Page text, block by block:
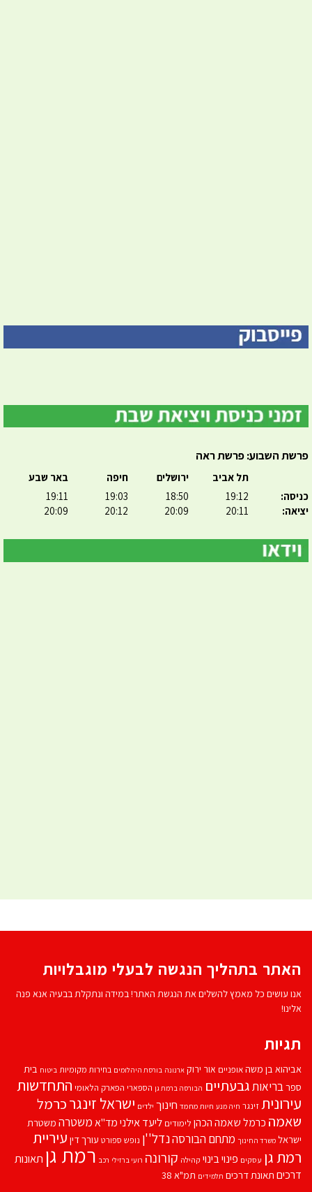
פרשת השבוע: פרשת ראה
כניסה:
יציאה:
תל אביב
19:12
20:11
ירושלים
18:50
20:09
חיפה
19:03
20:12
באר שבע
19:11
20:09
האתר בתהליך הנגשה לבעלי מוגבלויות
אנו עושים כל מאמץ להשלים את הנגשת האתר! במידה ונתקלת בבעיה אנא פנה
אלינו!
תגיות
אביהוא בן משהאופניים אור ירוק ארנונה בורסת היהלומים בחירות מקומיות ביטוח בית
ספרבריאותגבעתיים הבורסה ברמת גן הספארי הפארק הלאומי התחדשות
עירוניתזינגר חיה מנע חיות מחמד חינוך ילדים ישראל זינגרכרמל
שאמה כרמל שאמה הכהן לימודים ליעד אילנימד''אמשטרה משטרת
ישראל משרד החינוך מתחם הבורסהנדל''ן נופש ספורט עורך דין עיריית
רמת גן עסקים פינוי בינוי קהילה קורונה רועי ברזילי רכב רמת גן תאונות
דרכים תאונת דרכים תלמידים תמ"א 38